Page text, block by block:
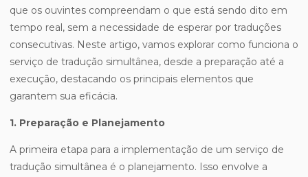
que os ouvintes compreendam o que está sendo dito em
tempo real, sem a necessidade de esperar por traduções
consecutivas. Neste artigo, vamos explorar como funciona o
serviço de tradução simultânea, desde a preparação até a
execução, destacando os principais elementos que
garantem sua eficácia.
1. Preparação e Planejamento
A primeira etapa para a implementação de um serviço de
tradução simultânea é o planejamento. Isso envolve a